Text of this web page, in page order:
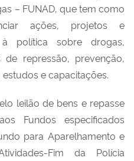
– FUNAD, que tem como
ações, projetos e
à política sobre drogas,
repressão, prevenção,
e capacitações.
leilão de bens e repasse
Fundos especificados
para Aparelhamento e
Fim da Polícia